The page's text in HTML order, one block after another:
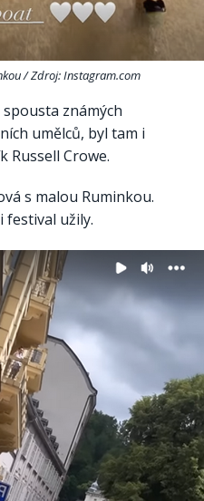
/ Zdroj: Instagram.com
známých
umělců, byl tam i
Russell Crowe.
s malou Ruminkou.
festival užily.